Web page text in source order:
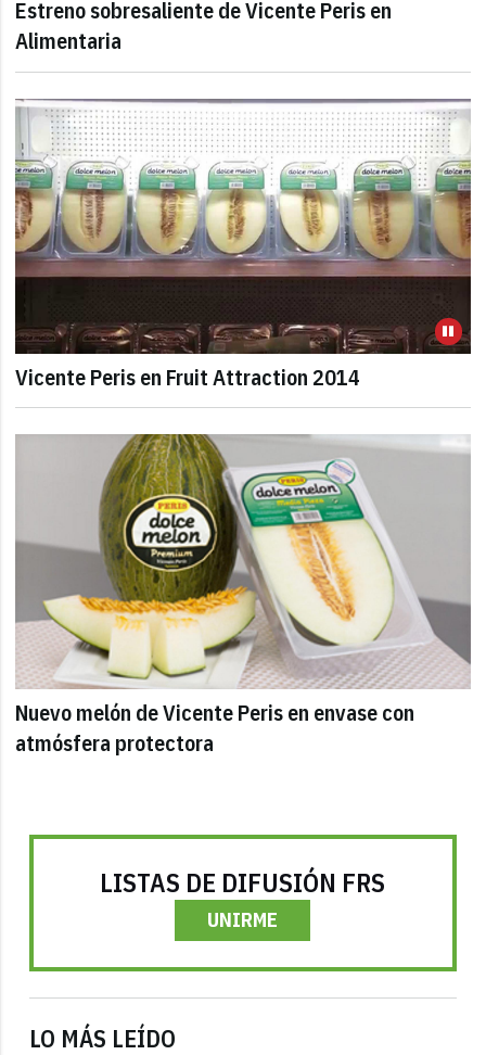
Estreno sobresaliente de Vicente Peris en
Alimentaria
Vicente Peris en Fruit Attraction 2014
Nuevo melón de Vicente Peris en envase con
atmósfera protectora
LISTAS DE DIFUSIÓN FRS
UNIRME
LO MÁS LEÍDO